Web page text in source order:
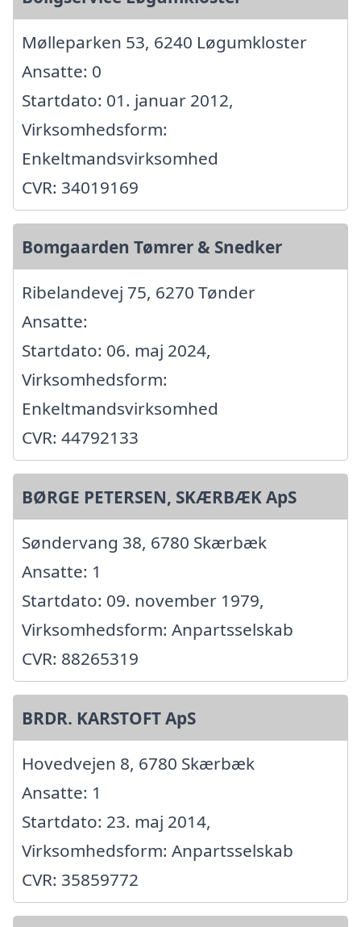
Mølleparken 53, 6240 Løgumkloster
Ansatte: 0
Startdato: 01. januar 2012,
Virksomhedsform:
Enkeltmandsvirksomhed
CVR: 34019169
Bomgaarden Tømrer & Snedker
Ribelandevej 75, 6270 Tønder
Ansatte:
Startdato: 06. maj 2024,
Virksomhedsform:
Enkeltmandsvirksomhed
CVR: 44792133
BØRGE PETERSEN, SKÆRBÆK ApS
Søndervang 38, 6780 Skærbæk
Ansatte: 1
Startdato: 09. november 1979,
Virksomhedsform: Anpartsselskab
CVR: 88265319
BRDR. KARSTOFT ApS
Hovedvejen 8, 6780 Skærbæk
Ansatte: 1
Startdato: 23. maj 2014,
Virksomhedsform: Anpartsselskab
CVR: 35859772